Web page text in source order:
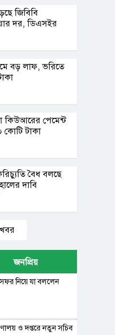
জিবিবি
দর, ডিএসইর
বড় লাফ, ভরিতে
কিউআরের পেমেন্ট
কোটি টাকা
বৈধ বলছে
দাবি
জনপ্রিয়
সফর নিয়ে যা বললেন
ও দপ্তরে নতুন সচিব